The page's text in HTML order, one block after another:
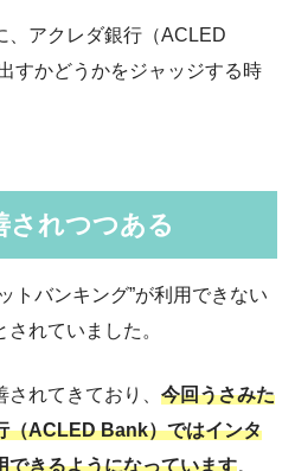
、アクレダ銀行（ACLED
すかどうかをジャッジする時
されつつある
トバンキング”が利用できない
れていました。
れてきており、 今回うさみた
（ACLED Bank）ではインタ
できるようになっています。